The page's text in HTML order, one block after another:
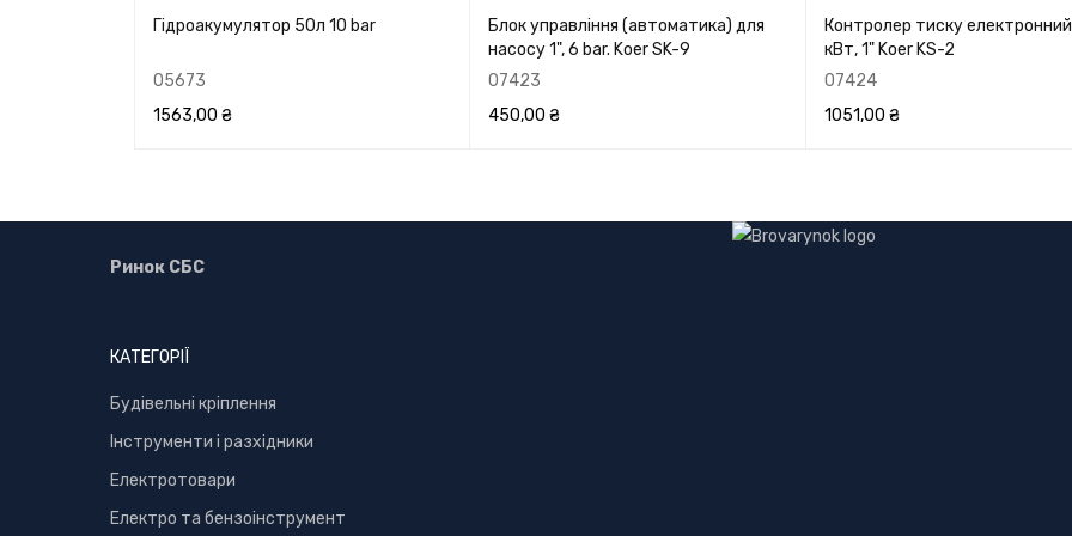
Гідроакумулятор 50л 10 bar
05673
1563,00 ₴
Блок управління (автоматика) для
насосу 1", 6 bar. Koer SK-9
07423
450,00₴
Контролер тиску електронний
кВт, 1" Koer KS-2
07424
1051,00 ₴
Ринок СБС
КАТЕГОРІЇ
Будівельні кріплення
Інструменти і разхідники
Електротовари
Електро та бензоінструмент